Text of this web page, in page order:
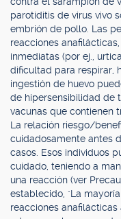
parotiditis de virus vivo
embrión de pollo. Las
reacciones
inmediatas (por ej.,
dificultad para respirar,
ingestión de huevo
de hipersensibilidad de
vacunas que contienen
La relación riesgo/
cuidadosamente antes
casos. Esos individuos
cuidado, teniendo a
una reacción (ver
establecido, "La
reacciones